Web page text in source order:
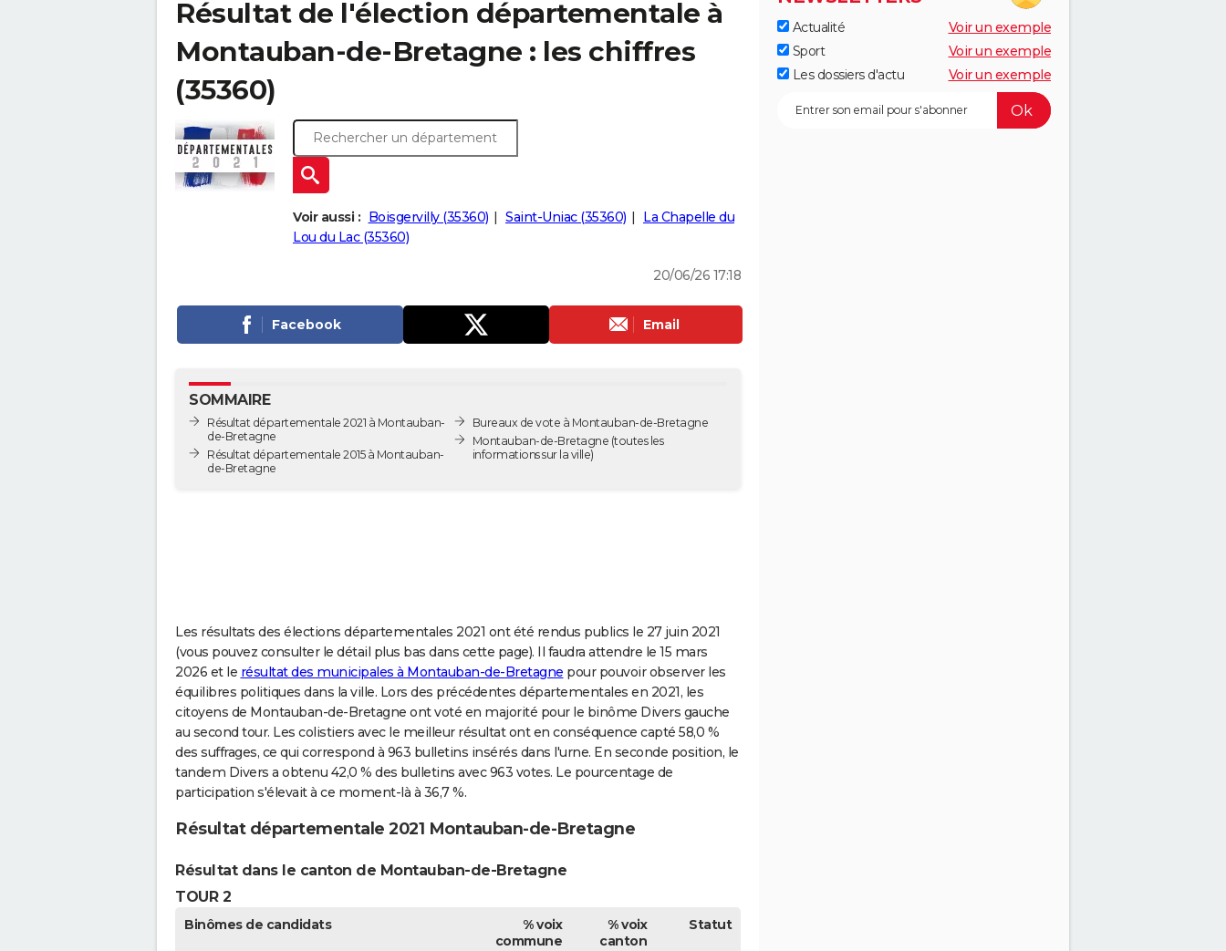
Résultat de l'élection départementale à
Montauban-de-Bretagne : les chiffres
(35360)
Voir aussi : Boisgervilly (35360) Saint-Uniac (35360)
La Chapelle du
Lou du Lac (35360)
20/06/26 17:18
Facebook Email
SOMMAIRE
Résultat départementale 2021 à Montauban-
de-Bretagne
Résultat départementale 2015 à Montauban-
de-Bretagne
Bureaux de vote à Montauban-de-Bretagne
Montauban-de-Bretagne (toutes les
informations sur la ville)
Les résultats des élections départementales 2021 ont été rendus publics le 27 juin 2021
(vous pouvez consulter le détail plus bas dans cette page). Il faudra attendre le 15 mars
2026 et le résultat des municipales à Montauban-de-Bretagne pour pouvoir observer les
équilibres politiques dans la ville. Lors des précédentes départementales en 2021, les
citoyens de Montauban-de-Bretagne ont voté en majorité pour le binôme Divers gauche
au second tour. Les colistiers avec le meilleur résultat ont en conséquence capté 58,0 %
des suffrages, ce qui correspond à 963 bulletins insérés dans l'urne. En seconde position, le
tandem Divers a obtenu 42,0 % des bulletins avec 963 votes. Le pourcentage de
participation s'élevait à ce moment-là à 36,7 %.
Résultat départementale 2021 Montauban-de-Bretagne
Résultat dans le canton de Montauban-de-Bretagne
TOUR 2
Binômes de candidats
% voix
commune
% voix
canton
Statut
Actualité
Voir un exemple
Sport
Voir un exemple
Les dossiers d'actu
Voir un exemple